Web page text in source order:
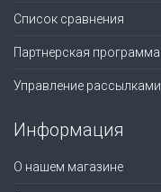
Список сравнения
Партнерская программа
Управление рассылками
Информация
О нашем магазине